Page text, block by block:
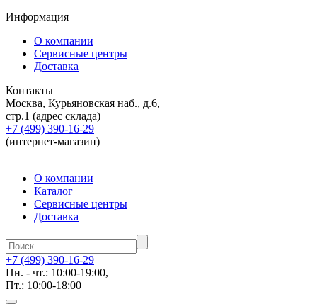
Информация
О компании
Сервисные центры
Доставка
Контакты
Москва, Курьяновская наб., д.6,
стр.1 (адрес склада)
+7 (499) 390-16-29
(интернет-магазин)
О компании
Каталог
Сервисные центры
Доставка
+7 (499) 390-16-29
Пн. - чт.: 10:00-19:00,
Пт.: 10:00-18:00